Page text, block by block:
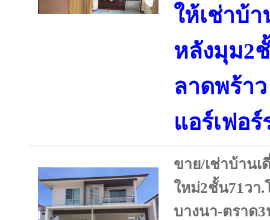
ให้เช่าบ้า
หลังมุม2
ลาดพร้า
แอร์เฟอร์
ขาย/เช่าบ้านเ
ใหม่2ชั้น71วา
บางนา-ตราด